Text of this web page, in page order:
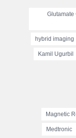
Glutamate
hybrid imaging
Kamil Ugurbil
Magnetic
Medtronic